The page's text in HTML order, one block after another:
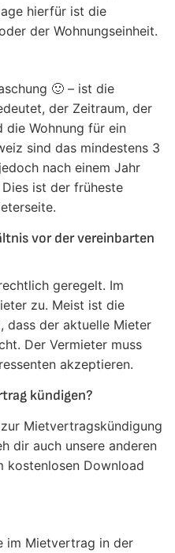
hierfür ist die
der Wohnungseinheit.
🙂 – ist die
der Zeitraum, der
Wohnung für ein
sind das mindestens 3
nach einem Jahr
ist der früheste
vor der vereinbarten
geregelt. Im
zu. Meist ist die
dass der aktuelle Mieter
Der Vermieter muss
akzeptieren.
kündigen?
Mietvertragskündigung
dir auch unsere anderen
kostenlosen Download
im Mietvertrag in der